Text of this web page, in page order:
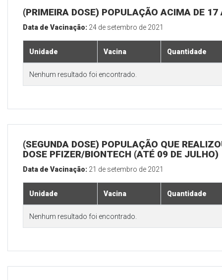
(PRIMEIRA DOSE) POPULAÇÃO ACIMA DE 17
Data de Vacinação: 24 de setembro de 2021
Unidade Vacina Quantidade
Nenhum resultado foi encontrado.
(SEGUNDA DOSE) POPULAÇÃO QUE
DOSE PFIZER/BIONTECH (ATÉ 09 DE JULHO)
Data de Vacinação: 21 de setembro de 2021
Unidade Vacina Quantidade
Nenhum resultado foi encontrado.